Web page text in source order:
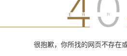
很抱歉，你所找的网页不存在